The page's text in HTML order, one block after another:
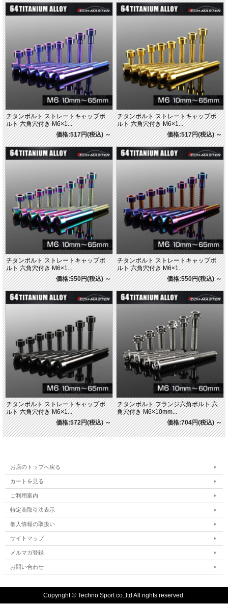
チタンボルト ストレートキャップボ
ルト 六角穴付き M6×1...
価格:517円(税込)～
チタンボルト ストレートキャップボ
ルト 六角穴付き M6×1...
価格:517円(税込)～
チタンボルト ストレートキャップボ
ルト 六角穴付き M6×1...
価格:550円(税込)～
チタンボルト ストレートキャップボ
ルト 六角穴付き M6×1...
価格:550円(税込)～
チタンボルト ストレートキャップボ
ルト 六角穴付き M6×1...
価格:572円(税込)～
チタンボルト フランジ六角ボルト 六
角穴付き M6×10mm...
価格:704円(税込)～
お店のトップへ戻る
カートを見る
ご利用案内
特定商取引法表示
個人情報の取扱い
サイトマップ
メルマガ登録
お問い合わせ
Copyright © Techno Sport co.,ltd All rights reserved.